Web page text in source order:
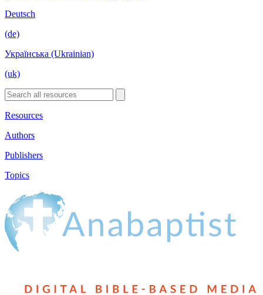
Deutsch
(de)
Українська (Ukrainian)
(uk)
Resources
Authors
Publishers
Topics